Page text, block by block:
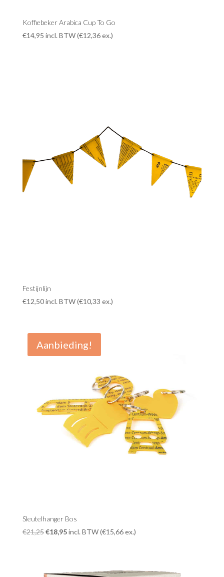
Koffiebeker Arabica Cup To Go
€14,95 incl. BTW (€12,36ex.)
Festijnlijn
€12,50incl. BTW (€10,33 ex.)
Aanbieding!
Sleutelhanger Bos
€21,25Oorspronkelijke
€18,95Huidige
incl. BTW (€15,66ex.)